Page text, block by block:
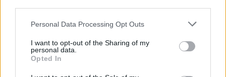
Personal Data Processing Opt Outs
I want to opt-out of the Sharing of my
personal data.
Opted In